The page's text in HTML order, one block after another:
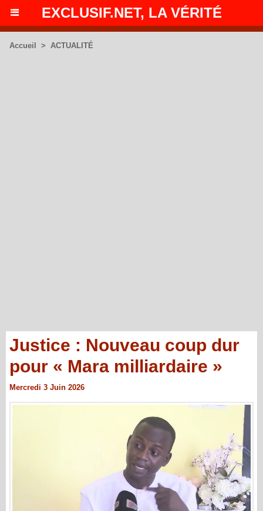
EXCLUSIF.NET, LA VÉRITÉ
Accueil > ACTUALITÉ
Justice : Nouveau coup dur
pour « Mara milliardaire »
Mercredi 3 Juin 2026